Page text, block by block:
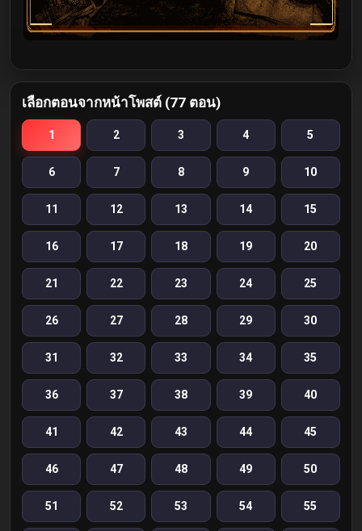
เลือกตอนจากหน้าโพสต์ (77 ตอน)
1 2 3 4 5
6 7 8 9 10
11 12 13 14 15
16 17 18 19 20
21 22 23 24 25
26 27 28 29 30
31 32 33 34 35
36 37 38 39 40
41 42 43 44 45
46 47 48 49 50
51 52 53 54 55